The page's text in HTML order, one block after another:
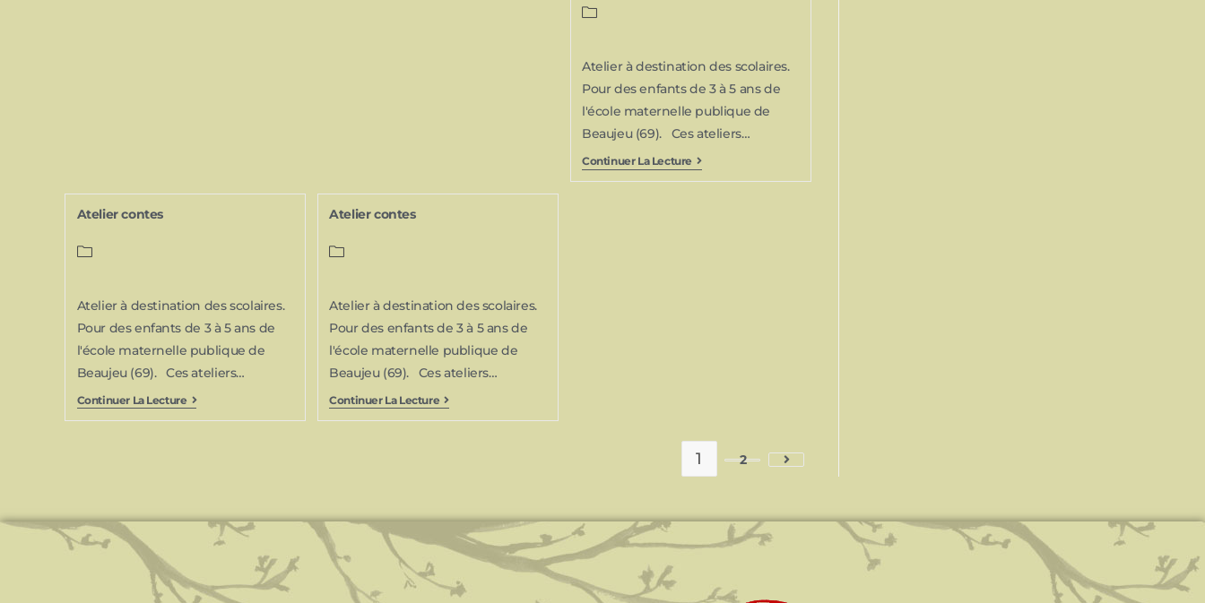
Atelier à destination des scolaires.
Pour des enfants de 3 à 5 ans de
l'école maternelle publique de
Beaujeu (69). Ces ateliers…
Continuer La Lecture
Atelier contes
Atelier à destination des scolaires.
Pour des enfants de 3 à 5 ans de
l'école maternelle publique de
Beaujeu (69). Ces ateliers…
Continuer La Lecture
Atelier contes
Atelier à destination des scolaires.
Pour des enfants de 3 à 5 ans de
l'école maternelle publique de
Beaujeu (69). Ces ateliers…
Continuer La Lecture
1 2